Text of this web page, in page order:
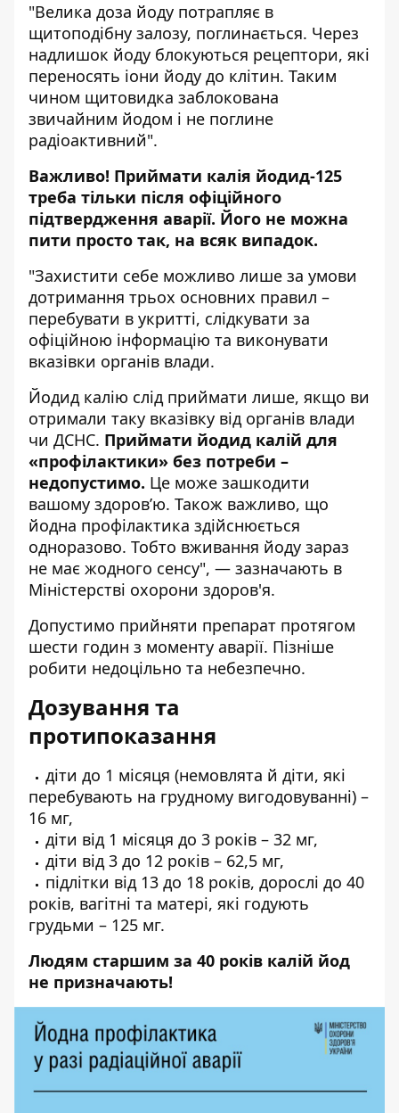
"Велика доза йоду потрапляє в
щитоподібну залозу, поглинається. Через
надлишок йоду блокуються рецептори, які
переносять іони йоду до клітин. Таким
чином щитовидка заблокована
звичайним йодом і не поглине
радіоактивний".
Важливо! Приймати калія йодид-125
треба тільки після офіційного
підтвердження аварії. Його не можна
пити просто так, на всяк випадок.
"Захистити себе можливо лише за умови
дотримання трьох основних правил –
перебувати в укритті, слідкувати за
офіційною інформацію та виконувати
вказівки органів влади.
Йодид калію слід приймати лише, якщо ви
отримали таку вказівку від органів влади
чи ДСНС. Приймати йодид калій для
«профілактики» без потреби –
недопустимо. Це може зашкодити
вашому здоров’ю. Також важливо, що
йодна профілактика здійснюється
одноразово. Тобто вживання йоду зараз
не має жодного сенсу", — зазначають в
Міністерстві охорони здоров'я.
Допустимо прийняти препарат протягом
шести годин з моменту аварії. Пізніше
робити недоцільно та небезпечно.
Дозування та
протипоказання
діти до 1 місяця (немовлята й діти, які
перебувають на грудному вигодовуванні) –
16 мг,
діти від 1 місяця до 3 років – 32 мг,
діти від 3 до 12 років – 62,5 мг,
підлітки від 13 до 18 років, дорослі до 40
років, вагітні та матері, які годують
грудьми – 125 мг.
Людям старшим за 40 років калій йод
не призначають!